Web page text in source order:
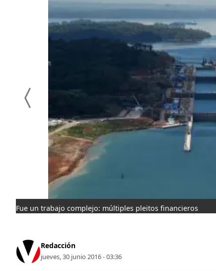
Fue un trabajo complejo: múltiples pleitos financieros
Redacción
jueves, 30 junio 2016 - 03:36